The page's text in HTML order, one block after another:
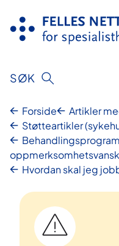
innhold
SØK
Forside
Artikler
Støtteartikler
Hvordan skal jeg